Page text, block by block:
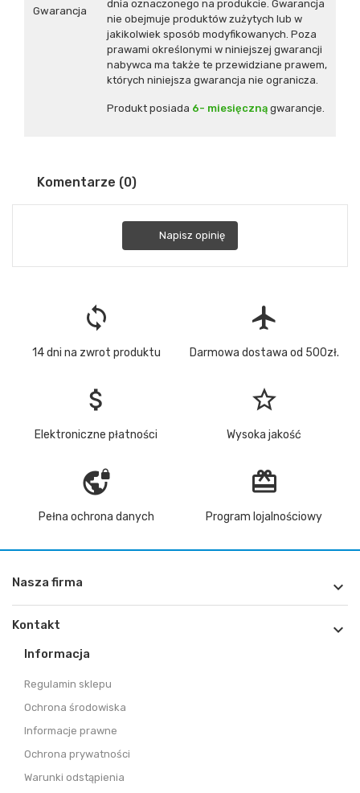
Gwarancja
dnia oznaczonego na produkcie. Gwarancja
nie obejmuje produktów zużytych lub w
jakikolwiek sposób modyfikowanych. Poza
prawami określonymi w niniejszej gwarancji
nabywca ma także te przewidziane prawem,
których niniejsza gwarancja nie ogranicza.
Produkt posiada 6- miesięczną gwarancje.
Komentarze (0)
Napisz opinię
loop
14 dni na zwrot produktu
flight
Darmowa dostawa od 500zł.
attach_money
Elektroniczne płatności
star_border
Wysoka jakość
vpn_lock
Pełna ochrona danych
redeem
Program lojalnościowy
Nasza firma 
Kontakt 
Informacja
Regulamin sklepu
Ochrona środowiska
Informacje prawne
Ochrona prywatności
Warunki odstąpienia